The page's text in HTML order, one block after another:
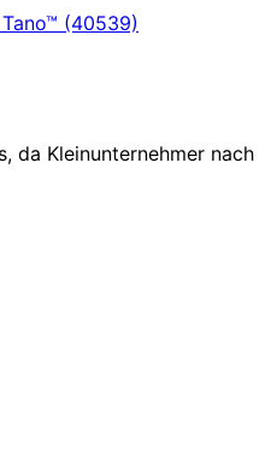
(40539)
da Kleinunternehmer nach